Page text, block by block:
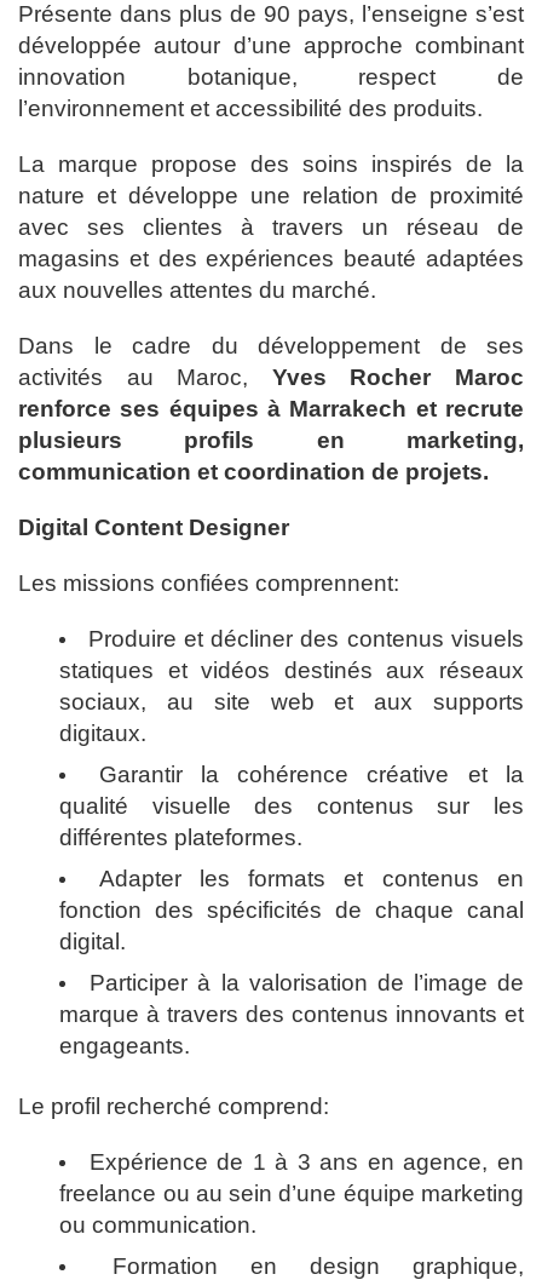
Présente dans plus de 90 pays, l’enseigne s’est
développée autour d’une approche combinant
innovation botanique, respect de
l’environnement et accessibilité des produits.
La marque propose des soins inspirés de la
nature et développe une relation de proximité
avec ses clientes à travers un réseau de
magasins et des expériences beauté adaptées
aux nouvelles attentes du marché.
Dans le cadre du développement de ses
activités au Maroc, Yves Rocher Maroc
renforce ses équipes à Marrakech et recrute
plusieurs profils en marketing,
communication et coordination de projets.
Digital Content Designer
Les missions confiées comprennent:
Produire et décliner des contenus visuels
statiques et vidéos destinés aux réseaux
sociaux, au site web et aux supports
digitaux.
Garantir la cohérence créative et la
qualité visuelle des contenus sur les
différentes plateformes.
Adapter les formats et contenus en
fonction des spécificités de chaque canal
digital.
Participer à la valorisation de l’image de
marque à travers des contenus innovants et
engageants.
Le profil recherché comprend:
Expérience de 1 à 3 ans en agence, en
freelance ou au sein d’une équipe marketing
ou communication.
Formation en design graphique,